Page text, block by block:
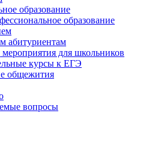
образование
образование
абитуриентам
для школьников
курсы к ЕГЭ
общежития
вопросы